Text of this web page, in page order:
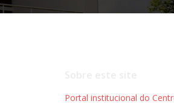
Portal institucional do